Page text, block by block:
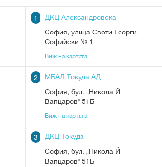
1
ДКЦ Александровска
София, улица Свети Георги
Софийски № 1
Виж на картата
2
МБАЛ Токуда АД
София, бул. „Никола Й.
Вапцаров“ 51Б
Виж на картата
3
ДКЦ Токуда
София, бул. „Никола Й.
Вапцаров“ 51Б